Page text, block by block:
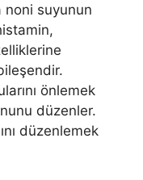
noni suyunun
önlemek
düzenler.
düzenlemek